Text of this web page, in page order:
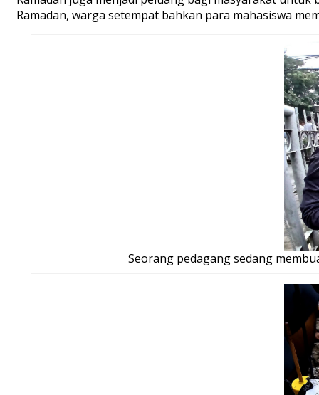
Ramadan, warga setempat bahkan para mahasiswa
Seorang pedagang sedang